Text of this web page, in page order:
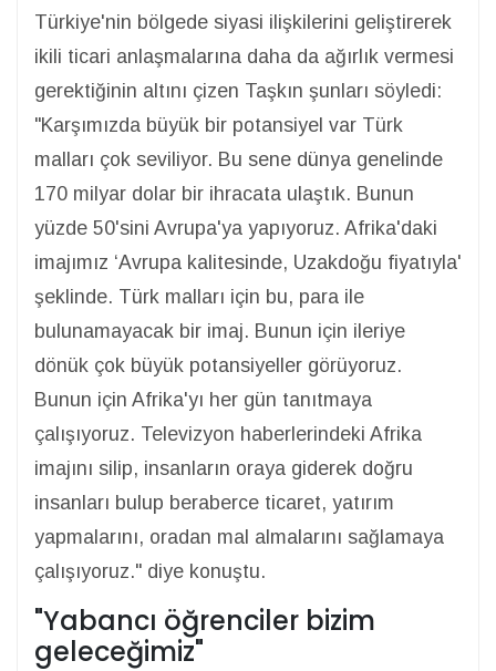
Türkiye'nin bölgede siyasi ilişkilerini geliştirerek
ikili ticari anlaşmalarına daha da ağırlık vermesi
gerektiğinin altını çizen Taşkın şunları söyledi:
"Karşımızda büyük bir potansiyel var Türk
malları çok seviliyor. Bu sene dünya genelinde
170 milyar dolar bir ihracata ulaştık. Bunun
yüzde 50'sini Avrupa'ya yapıyoruz. Afrika'daki
imajımız ‘Avrupa kalitesinde, Uzakdoğu fiyatıyla'
şeklinde. Türk malları için bu, para ile
bulunamayacak bir imaj. Bunun için ileriye
dönük çok büyük potansiyeller görüyoruz.
Bunun için Afrika'yı her gün tanıtmaya
çalışıyoruz. Televizyon haberlerindeki Afrika
imajını silip, insanların oraya giderek doğru
insanları bulup beraberce ticaret, yatırım
yapmalarını, oradan mal almalarını sağlamaya
çalışıyoruz." diye konuştu.
"Yabancı öğrenciler bizim
geleceğimiz"